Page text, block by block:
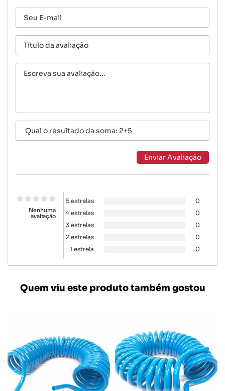
Nenhuma
avaliação
5 estrelas
0
4 estrelas
0
3 estrelas
0
2 estrelas
0
1 estrela
0
Quem viu este produto também gostou